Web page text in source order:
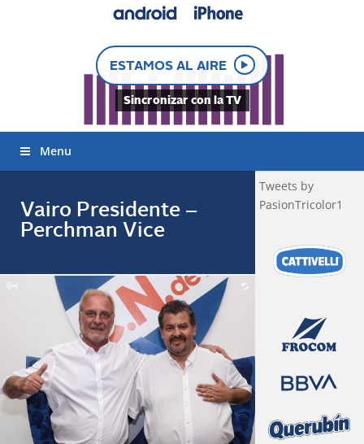
ESTAMOS AL AIRE
Sincronizar con la TV
Menu
Vairo Presidente –
Perchman Vice
Tweets by
PasionTricolor1